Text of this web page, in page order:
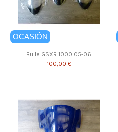
OCASIÓN
Bulle GSXR 1000 05-06
100,00 €